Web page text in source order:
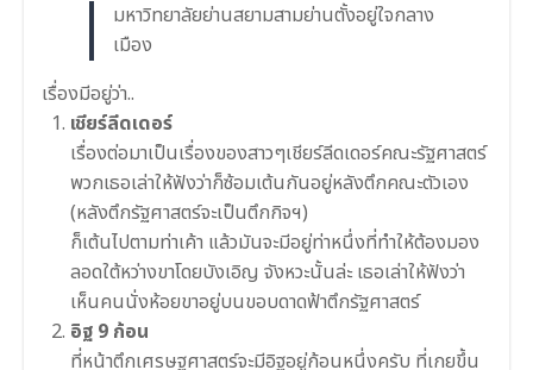
มหาวิทยาลัยย่านสยามสามย่านตั้งอยู่ใจกลาง
เมือง
เรื่องมีอยู่ว่า..
เชียร์ลีดเดอร์
เรื่องต่อมาเป็นเรื่องของสาวๆเชียร์ลีดเดอร์คณะรัฐศาสตร์
พวกเธอเล่าให้ฟังว่าก็ซ้อมเต้นกันอยู่หลังตึกคณะตัวเอง
(หลังตึกรัฐศาสตร์จะเป็นตึกกิจฯ)
ก็เต้นไปตามท่าเค้า แล้วมันจะมีอยู่ท่าหนึ่งที่ทำให้ต้องมอง
ลอดใต้หว่างขาโดยบังเอิญ จังหวะนั้นล่ะ เธอเล่าให้ฟังว่า
เห็นคนนั่งห้อยขาอยู่บนขอบดาดฟ้าตึกรัฐศาสตร์
อิฐ 9 ก้อน
ที่หน้าตึกเศรษฐศาสตร์จะมีอิฐอยู่ก้อนหนึ่งครับ ที่เกยขึ้น